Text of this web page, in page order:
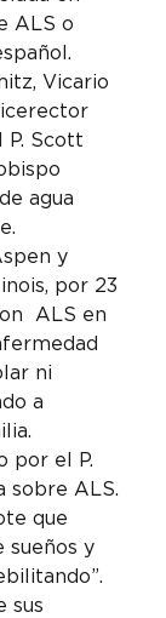
ALS o
Vicario
P. Scott
agua
y
por 23
ALS en
ni
a
por el P.
sobre ALS.
que
sueños y
sus